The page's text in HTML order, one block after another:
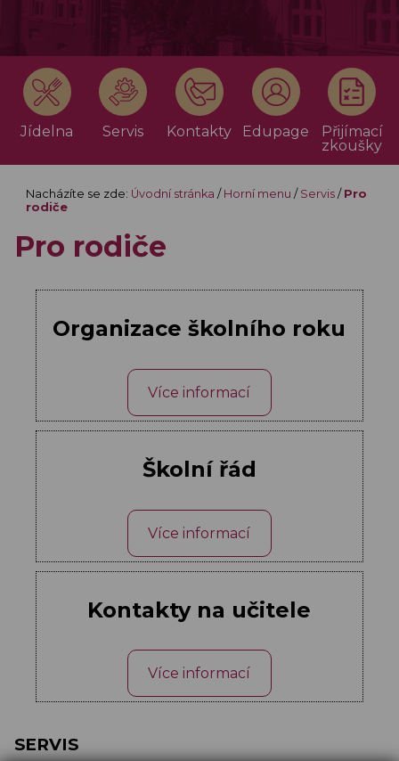
Jídelna Servis Kontakty Edupage
Přijímací
zkoušky
Nacházíte se zde: Úvodní stránka / Horní menu / Servis/ Pro
rodiče
Pro rodiče
Organizace školního roku
Více informací
Školní řád
Více informací
Kontakty na učitele
Více informací
SERVIS